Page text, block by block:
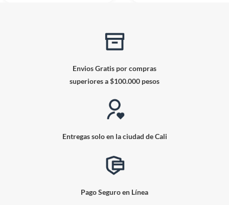
Envios Gratis por compras
superiores a $100.000 pesos
Entregas solo en la ciudad de Cali
Pago Seguro en Línea